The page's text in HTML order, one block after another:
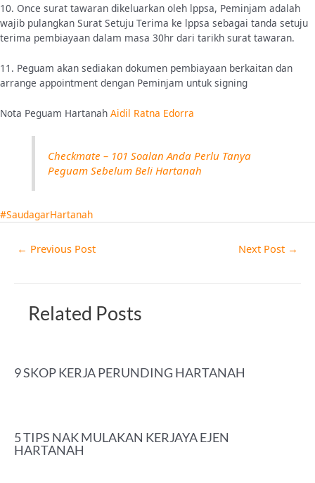
10. Once surat tawaran dikeluarkan oleh lppsa, Peminjam adalah
wajib pulangkan Surat Setuju Terima ke lppsa sebagai tanda setuju
terima pembiayaan dalam masa 30hr dari tarikh surat tawaran.
11. Peguam akan sediakan dokumen pembiayaan berkaitan dan
arrange appointment dengan Peminjam untuk signing
Nota Peguam Hartanah Aidil Ratna Edorra
Checkmate – 101 Soalan Anda Perlu Tanya
Peguam Sebelum Beli Hartanah
#SaudagarHartanah
← Previous Post Next Post →
Related Posts
9 SKOP KERJA PERUNDING HARTANAH
5 TIPS NAK MULAKAN KERJAYA EJEN
HARTANAH